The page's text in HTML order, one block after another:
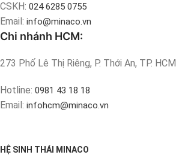
CSKH: 024 6285 0755
Email: info@minaco.vn
Chi nhánh HCM:
273 Phố Lê Thị Riêng, P. Thới An, TP. HCM
Hotline: 0981 43 18 18
Email: infohcm@minaco.vn
HỆ SINH THÁI MINACO